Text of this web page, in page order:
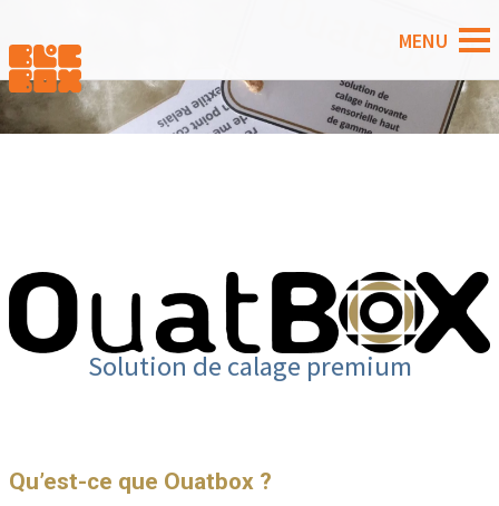
Solution de calage premium
Qu’est-ce que Ouatbox ?